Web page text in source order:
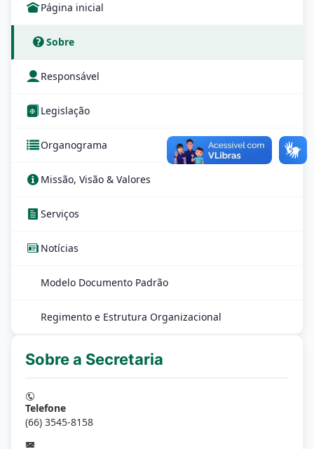
Página inicial
Sobre
Responsável
Legislação
Organograma
Missão, Visão & Valores
Serviços
Notícias
Modelo Documento Padrão
Regimento e Estrutura Organizacional
Sobre a Secretaria
Telefone
(66) 3545-8158